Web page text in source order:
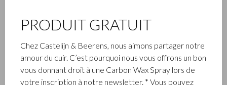
Castelijn & Beerens
À propos de Castelijn &
Beerens
Notre histoire 80 Years
Trouver un revendeur
Actions
Dealerlogin
PRODUIT GRATUIT
Chez Castelijn & Beerens, nous aimons partager notre
amour du cuir. C’est pourquoi nous vous offrons un bon
vous donnant droit à une Carbon Wax Spray lors de
votre inscription à notre newsletter. * Vous pouvez